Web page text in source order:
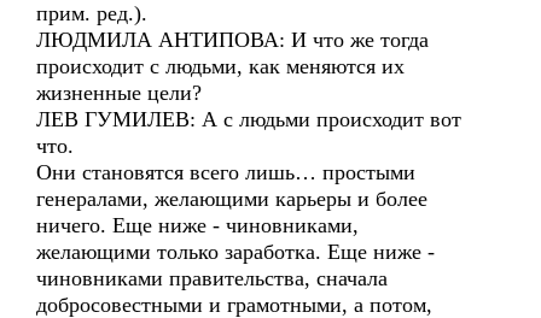
прим. ред.).
ЛЮДМИЛА АНТИПОВА: И что же тогда
происходит с людьми, как меняются их
жизненные цели?
ЛЕВ ГУМИЛЕВ: А с людьми происходит вот
что.
Они становятся всего лишь… простыми
генералами, желающими карьеры и более
ничего. Еще ниже - чиновниками,
желающими только заработка. Еще ниже -
чиновниками правительства, сначала
добросовестными и грамотными, а потом,